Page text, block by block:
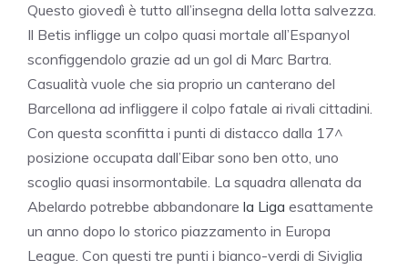
Questo giovedì è tutto all’insegna della lotta salvezza.
Il Betis infligge un colpo quasi mortale all’Espanyol
sconfiggendolo grazie ad un gol di Marc Bartra.
Casualità vuole che sia proprio un canterano del
Barcellona ad infliggere il colpo fatale ai rivali cittadini.
Con questa sconfitta i punti di distacco dalla 17^
posizione occupata dall’Eibar sono ben otto, uno
scoglio quasi insormontabile. La squadra allenata da
Abelardo potrebbe abbandonare la Liga esattamente
un anno dopo lo storico piazzamento in Europa
League. Con questi tre punti i bianco-verdi di Siviglia